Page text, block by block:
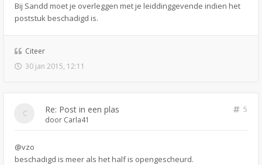
Bij Sandd moet je overleggen met je leiddinggevende indien het
poststuk beschadigd is.
Citeer
30 jan 2015, 12:11
Re: Post in een plas
5
door Carla41
@vzo
beschadigd is meer als het half is opengescheurd.